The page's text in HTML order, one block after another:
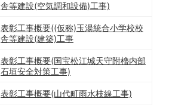
舎等建設(空気調和設備)工事)
表彰工事概要((仮称)玉湯統合小学校校
舎等建設(建築)工事
表彰工事概要(国宝松江城天守附櫓内部
石垣安全対策工事)
表彰工事概要(山代町雨水枝線工事)